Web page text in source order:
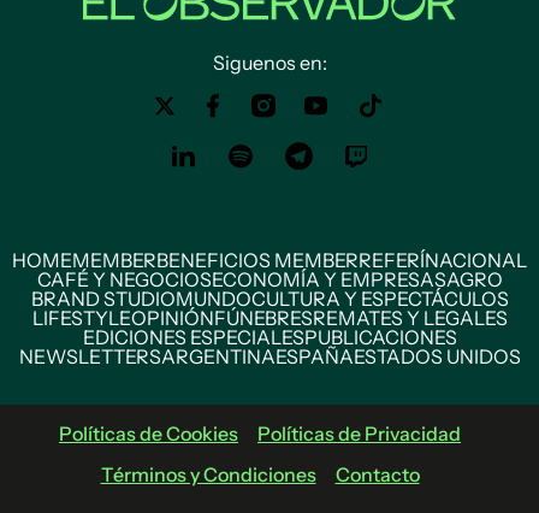
Siguenos en:
HOMEMEMBERBENEFICIOS MEMBERREFERÍNACIONAL
CAFÉ Y NEGOCIOSECONOMÍA Y EMPRESASAGRO
BRAND STUDIOMUNDOCULTURA Y ESPECTÁCULOS
LIFESTYLEOPINIÓNFÚNEBRESREMATES Y LEGALES
EDICIONES ESPECIALESPUBLICACIONES
NEWSLETTERSARGENTINAESPAÑAESTADOS UNIDOS
Políticas de Cookies
Políticas de Privacidad
Términos y Condiciones
Contacto